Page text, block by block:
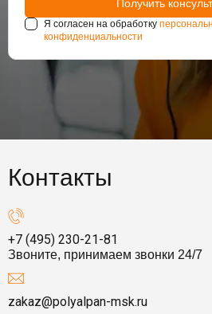
Я согласен на обработку
конфиденциальности
Контакты
+7 (495) 230-21-81
Звоните, принимаем звонки 24/7
zakaz@polyalpan-msk.ru